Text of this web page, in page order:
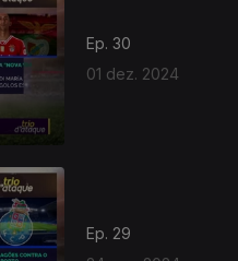
Ep. 30
01 dez. 2024
Ep. 29